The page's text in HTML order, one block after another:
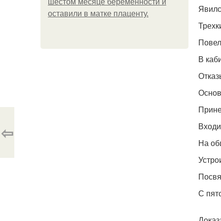
шестом месяце беременности и
оставили в матке плаценту.
В
На
С
⇦